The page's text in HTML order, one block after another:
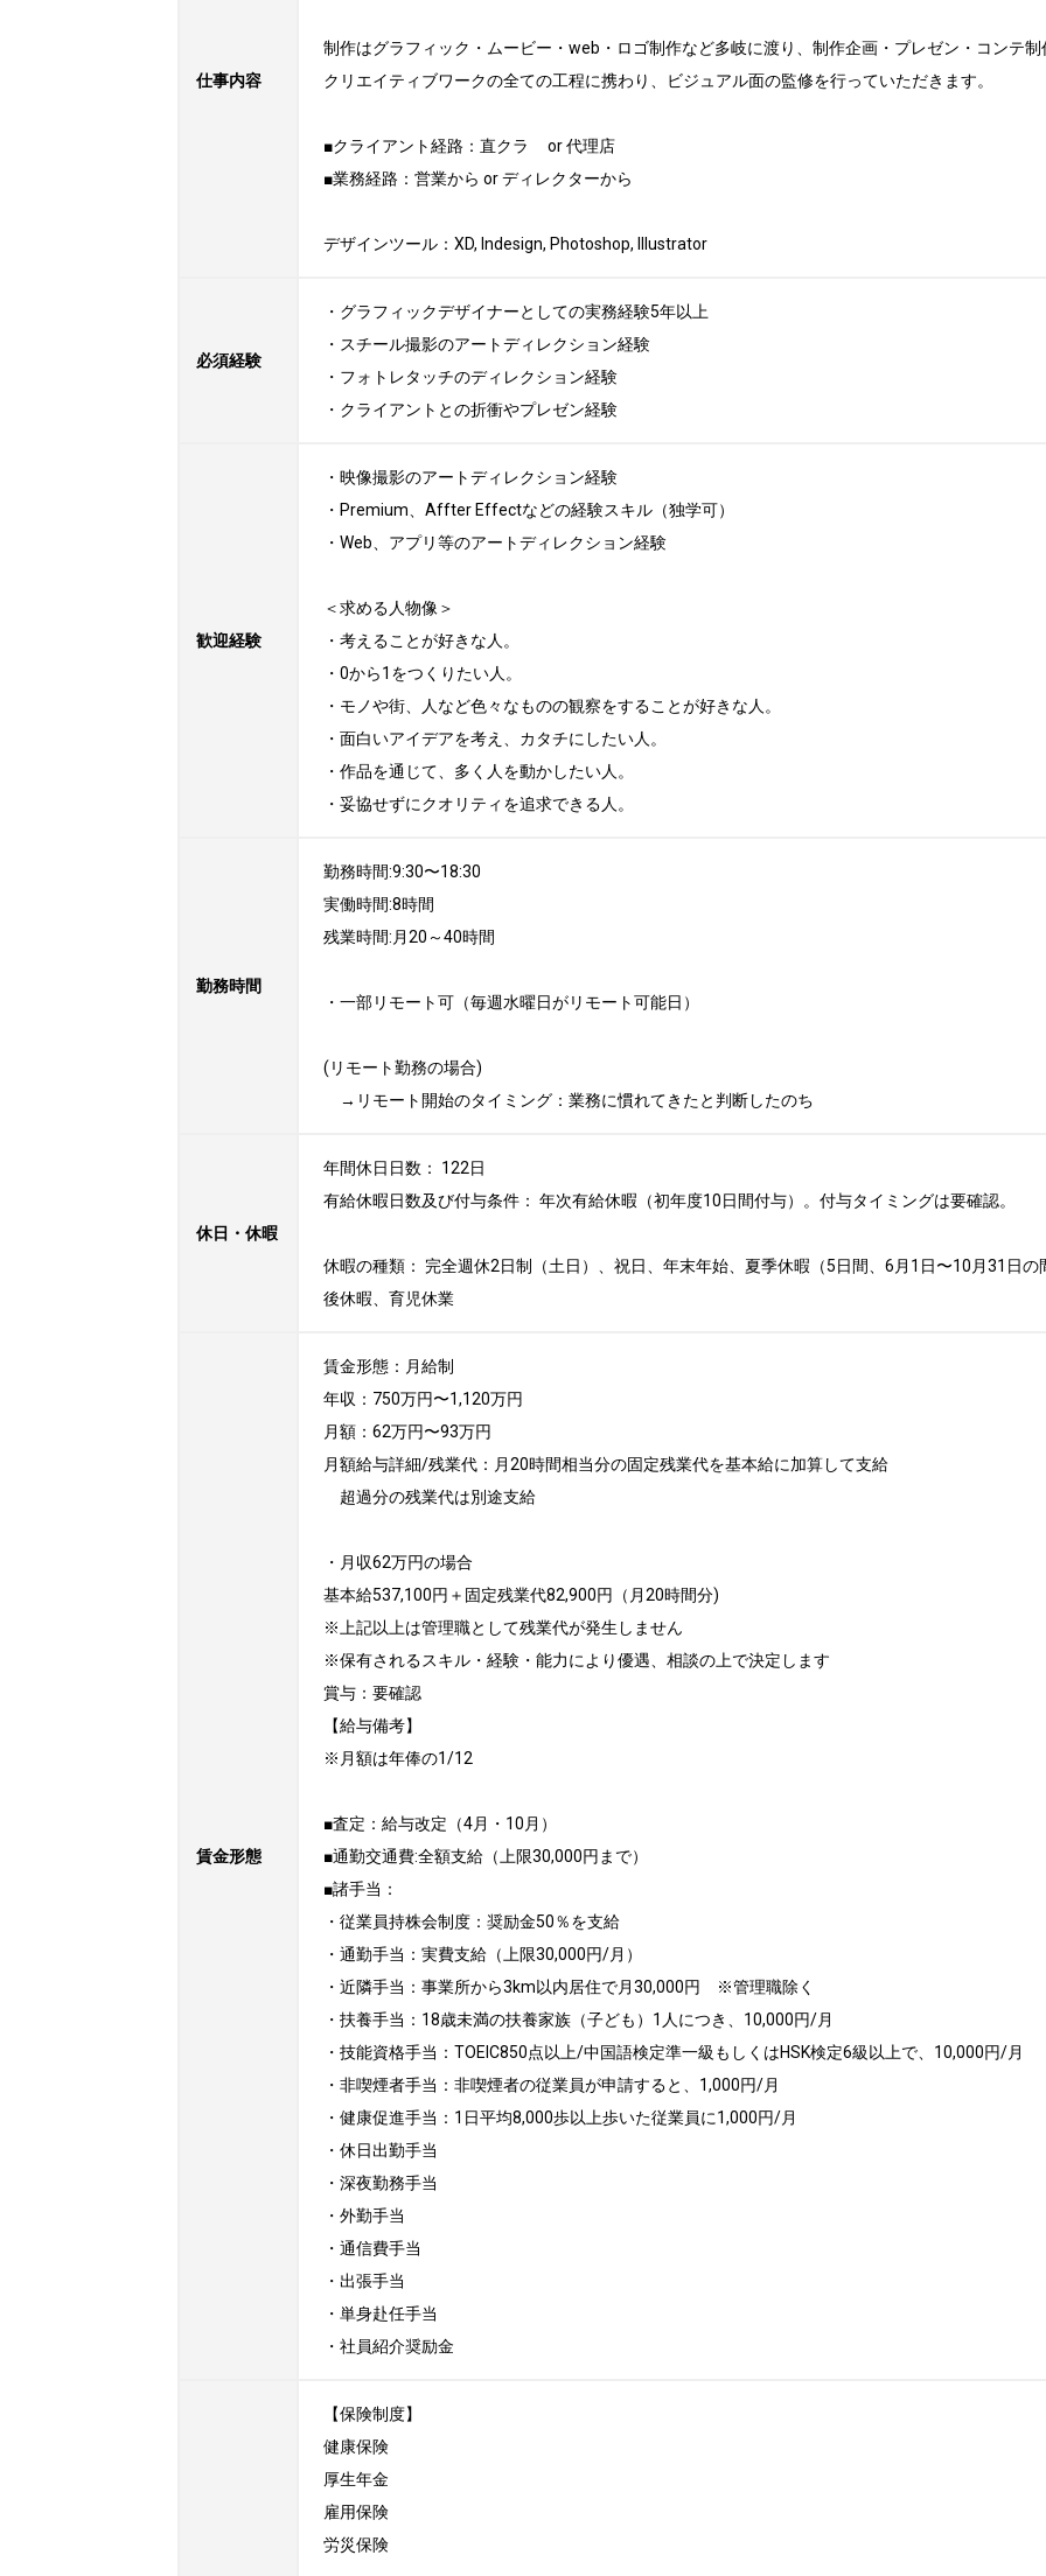
仕事内容
制作はグラフィック・ムービー・web・ロゴ制作など多岐に渡り、制作企画・プレゼン・コンテ
クリエイティブワークの全ての工程に携わり、ビジュアル面の監修を行っていただきます。
■クライアント経路：直クラ	or 代理店
■業務経路：営業から or ディレクターから
デザインツール：XD, Indesign, Photoshop, Illustrator
必須経験
・グラフィックデザイナーとしての実務経験5年以上
・スチール撮影のアートディレクション経験
・フォトレタッチのディレクション経験
・クライアントとの折衝やプレゼン経験
歓迎経験
・映像撮影のアートディレクション経験
・Premium、Affter Effectなどの経験スキル（独学可）
・Web、アプリ等のアートディレクション経験
＜求める人物像＞
・考えることが好きな人。
・0から1をつくりたい人。
・モノや街、人など色々なものの観察をすることが好きな人。
・面白いアイデアを考え、カタチにしたい人。
・作品を通じて、多く人を動かしたい人。
・妥協せずにクオリティを追求できる人。
勤務時間
勤務時間:9:30〜18:30
実働時間:8時間
残業時間:月20～40時間
・一部リモート可（毎週水曜日がリモート可能日）
(リモート勤務の場合)
→リモート開始のタイミング：業務に慣れてきたと判断したのち
休日・休暇
年間休日日数： 122日
有給休暇日数及び付与条件： 年次有給休暇（初年度10日間付与）。付与タイミングは要確認。
休暇の種類： 完全週休2日制（土日）、祝日、年末年始、夏季休暇（5日間、6月1日〜10月31日
後休暇、育児休業
賃金形態
賃金形態：月給制
年収：750万円〜1,120万円
月額：62万円〜93万円
月額給与詳細/残業代：月20時間相当分の固定残業代を基本給に加算して支給
超過分の残業代は別途支給
・月収62万円の場合
基本給537,100円＋固定残業代82,900円（月20時間分)
※上記以上は管理職として残業代が発生しません
※保有されるスキル・経験・能力により優遇、相談の上で決定します
賞与：要確認
【給与備考】
※月額は年俸の1/12
■査定：給与改定（4月・10月）
■通勤交通費:全額支給（上限30,000円まで）
■諸手当：
・従業員持株会制度：奨励金50％を支給
・通勤手当：実費支給（上限30,000円/月）
・近隣手当：事業所から3km以内居住で月30,000円　※管理職除く
・扶養手当：18歳未満の扶養家族（子ども）1人につき、10,000円/月
・技能資格手当：TOEIC850点以上/中国語検定準一級もしくはHSK検定6級以上で、10,000円/月
・非喫煙者手当：非喫煙者の従業員が申請すると、1,000円/月
・健康促進手当：1日平均8,000歩以上歩いた従業員に1,000円/月
・休日出勤手当
・深夜勤務手当
・外勤手当
・通信費手当
・出張手当
・単身赴任手当
・社員紹介奨励金
【保険制度】
健康保険
厚生年金
雇用保険
労災保険